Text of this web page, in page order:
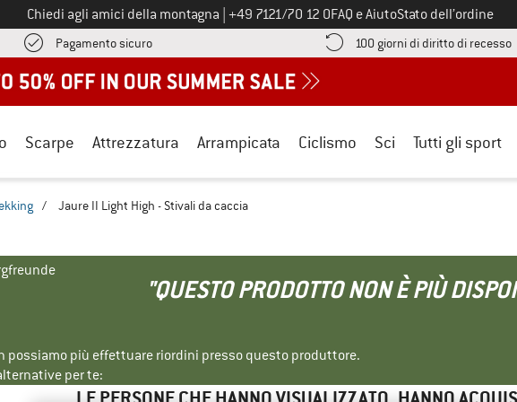
Chiedi agli amici della montagna Chiamaci al numero
+49 7121/70 12 0FAQ e AiutoStato dell’ordine
Pagamento sicuroQui trovi le informazioni di pagamento! Si apre in una casella
100 giorni di diritto di recesso
Scarpe Attrezzatura Arrampicata Ciclismo Sci Tutti gli sport
/ Jaure II Light High - Stivali da caccia
"QUESTO PRODOTTO NON È PIÙ
possiamo più effettuare riordini presso questo produttore.
per te: